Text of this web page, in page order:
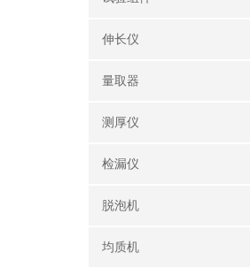
伸长仪
量取器
测厚仪
检漏仪
脱泡机
均质机